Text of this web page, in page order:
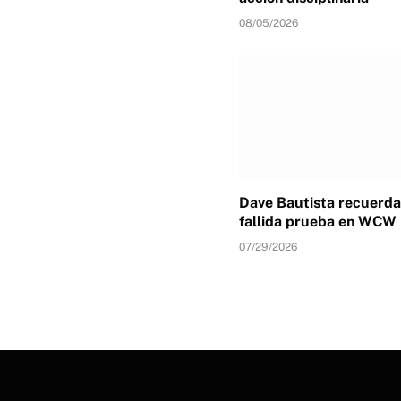
08/05/2026
Dave Bautista
fallida prueba en WCW
07/29/2026